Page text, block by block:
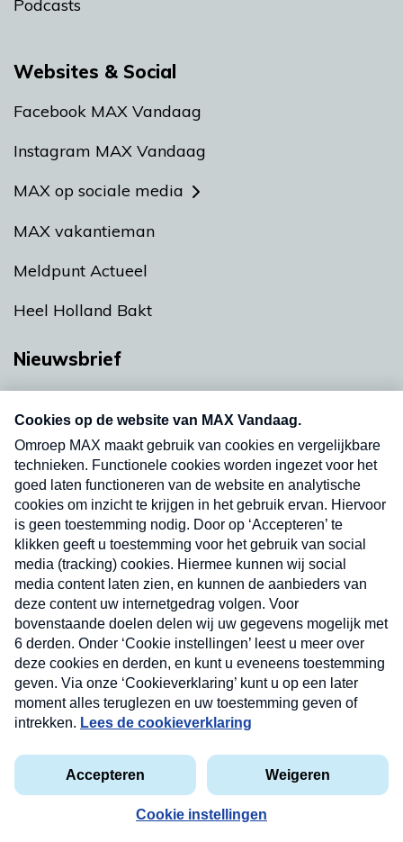
Podcasts
Websites & Social
Facebook MAX Vandaag
Instagram MAX Vandaag
MAX op sociale media
MAX vakantieman
Meldpunt Actueel
Heel Holland Bakt
Nieuwsbrief
nieuwsbrief. Elke vrijdag- en dinsdagochtend in
uw mailbox.
Verzend
Privacyverklaring
Cookieverklaring
Kwetsbaarheid melden
Copyright © 2026 MAX Vandaag - Omroep MAX
Nieuwsbrief
Neem hier een gratis abonnement op onze
nieuwsbrief. Elke vrijdag- en dinsdagochtend in uw